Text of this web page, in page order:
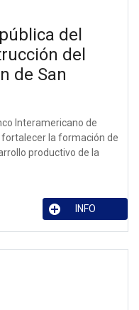
del
del
de San
Interamericano de
fortalecer la formación de
productivo de la
INFO